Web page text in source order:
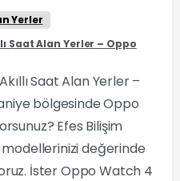
Yerler
Saat Alan Yerler – Oppo
Saat Alan Yerler –
bölgesinde Oppo
Efes Bilişim
değerinde
İster Oppo Watch 4